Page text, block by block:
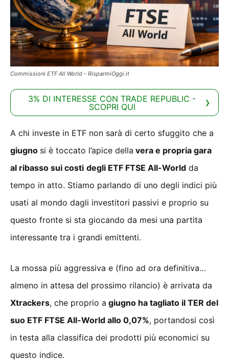
Commissioni ETF All World - RisparmiOggi.it
3% DI INTERESSE CON TRADE REPUBLIC -
SCOPRI QUI
A chi investe in ETF non sarà di certo sfuggito che a
giugno si è toccato l’apice della vera e propria gara
al ribasso sui costi degli ETF FTSE All-World da
tempo in atto. Stiamo parlando di uno degli indici più
usati al mondo dagli investitori passivi e proprio su
questo fronte si sta giocando da mesi una partita
interessante tra i grandi emittenti.
La mossa più aggressiva e (fino ad ora definitiva…
almeno in attesa del prossimo rilancio) è arrivata da
Xtrackers, che proprio a giugno ha tagliato il TER del
suo ETF FTSE All-World allo 0,07%, portandosi così
in testa alla classifica dei prodotti più economici su
questo indice.